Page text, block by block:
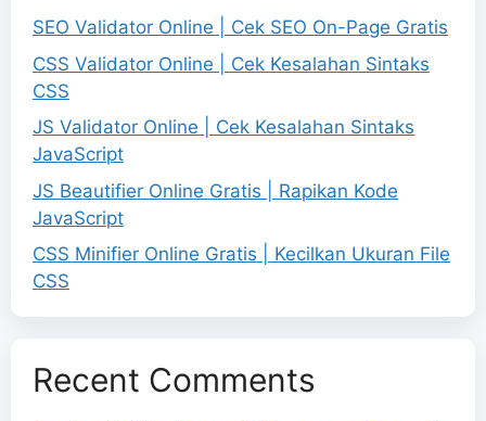
SEO Validator Online | Cek SEO On-Page Gratis
CSS Validator Online | Cek Kesalahan Sintaks
CSS
JS Validator Online | Cek Kesalahan Sintaks
JavaScript
JS Beautifier Online Gratis | Rapikan Kode
JavaScript
CSS Minifier Online Gratis | Kecilkan Ukuran File
CSS
Recent Comments